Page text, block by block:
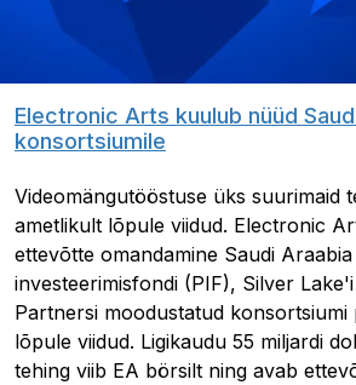
Electronic Arts kuulub nüüd
konsortsiumile
Videomängutööstuse üks suurimaid
ametlikult lõpule viidud. Electronic
ettevõtte omandamine Saudi
investeerimisfondi (PIF), Silver
Partnersi moodustatud
lõpule viidud. Ligikaudu 55 miljardi
tehing viib EA börsilt ning avab